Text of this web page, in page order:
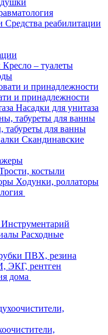
Средства реабилитации
Кресло – туалеты
и принадлежности
Насадки для унитаза
табуреты для ванны
Скандинавские
костыли
Ходунки, роллаторы
Инструментарий
Расходные
ПВХ, резина
ЭКГ, рентген
дома